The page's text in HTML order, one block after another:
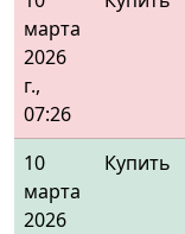
марта
2026
г.,
07:26
10
марта
2026
Купить